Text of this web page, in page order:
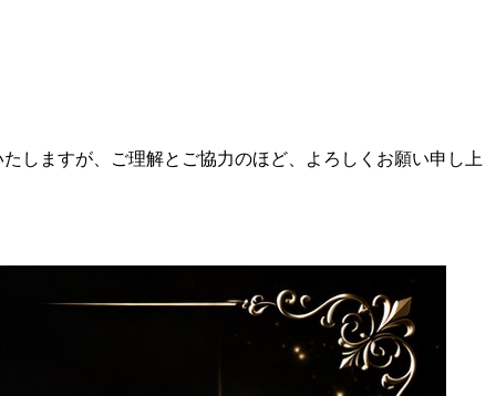
しますが、ご理解とご協力のほど、よろしくお願い申し上